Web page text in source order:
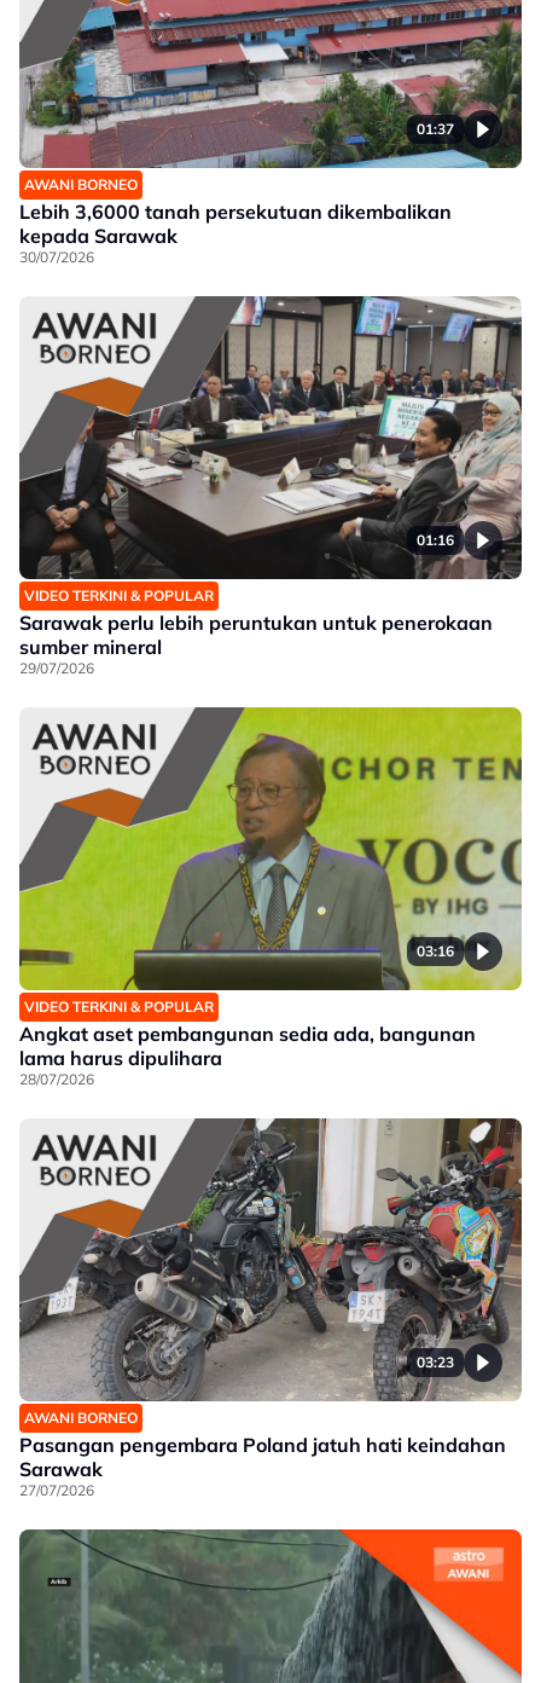
01:37
AWANI BORNEO
Lebih 3,6000 tanah persekutuan dikembalikan
kepada Sarawak
30/07/2026
01:16
VIDEO TERKINI & POPULAR
Sarawak perlu lebih peruntukan untuk penerokaan
sumber mineral
29/07/2026
03:16
VIDEO TERKINI & POPULAR
Angkat aset pembangunan sedia ada, bangunan
lama harus dipulihara
28/07/2026
03:23
AWANI BORNEO
Pasangan pengembara Poland jatuh hati keindahan
Sarawak
27/07/2026